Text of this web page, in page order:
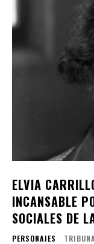
ELVIA
INCANSABLE
SOCIALES DE
PERSONAJES